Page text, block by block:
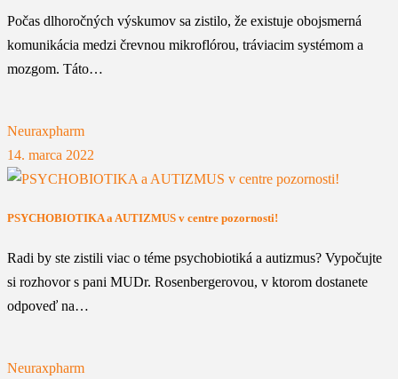
Počas dlhoročných výskumov sa zistilo, že existuje obojsmerná
komunikácia medzi črevnou mikroflórou, tráviacim systémom a
mozgom. Táto…
Neuraxpharm
14. marca 2022
PSYCHOBIOTIKA a AUTIZMUS v centre pozornosti!
Radi by ste zistili viac o téme psychobiotiká a autizmus? Vypočujte
si rozhovor s pani MUDr. Rosenbergerovou, v ktorom dostanete
odpoveď na…
Neuraxpharm